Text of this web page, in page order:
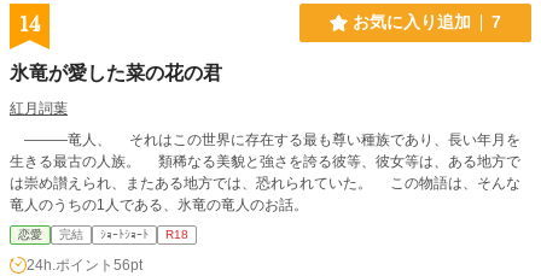
番外編を更新して参ります！ よろしくお願いします。
14 お気に入り追加 7
氷竜が愛した菜の花の君
紅月詞葉
———竜人、 それはこの世界に存在する最も尊い種族であり、長い年月を
生きる最古の人族。 類稀なる美貌と強さを誇る彼等、彼女等は、ある地方で
は崇め讃えられ、またある地方では、恐れられていた。 この物語は、そんな
竜人のうちの1人である、氷竜の竜人のお話。
恋愛 完結 ｼｮｰﾄｼｮｰﾄ R18
24h.ポイント 56pt